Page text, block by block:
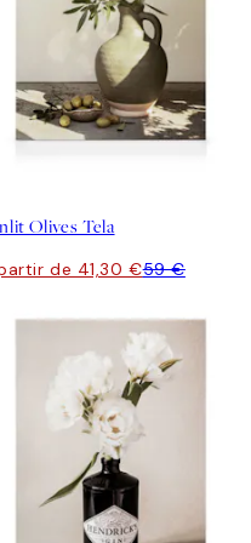
Olives Tela
de 41,30 €59 €